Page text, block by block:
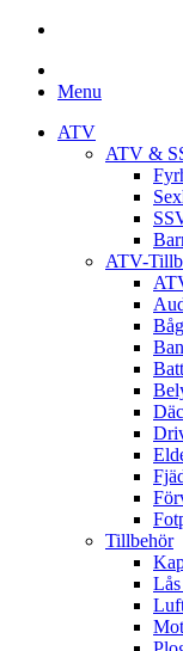
Menu
ATV
ATV &
ATV-
Tillbehör